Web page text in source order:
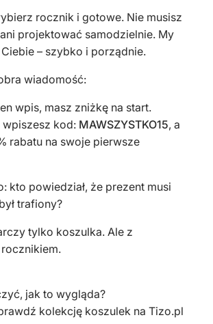
rocznik i gotowe. Nie musisz
projektować samodzielnie. My
– szybko i porządnie.
wiadomość:
wpis, masz zniżkę na start.
kod: MAWSZYSTKO15, a
rabatu na swoje pierwsze
kto powiedział, że prezent musi
trafiony?
tylko koszulka. Ale z
jak to wygląda?
kolekcję koszulek na Tizo.pl